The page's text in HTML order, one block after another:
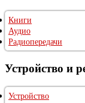
Книги
Аудио
Радиопередачи
Устройство и
Устройство